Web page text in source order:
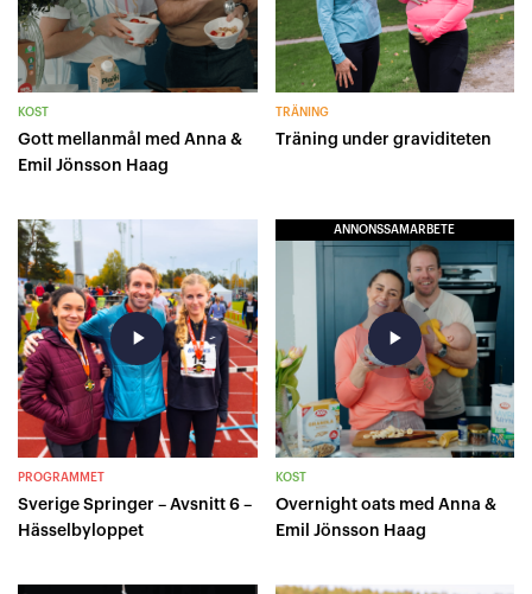
KOST
Gott mellanmål med Anna &
Emil Jönsson Haag
TRÄNING
Träning under graviditeten
play_arrow
PROGRAMMET
Sverige Springer – Avsnitt 6 –
Hässelbyloppet
ANNONSSAMARBETE
play_arrow
KOST
Overnight oats med Anna &
Emil Jönsson Haag